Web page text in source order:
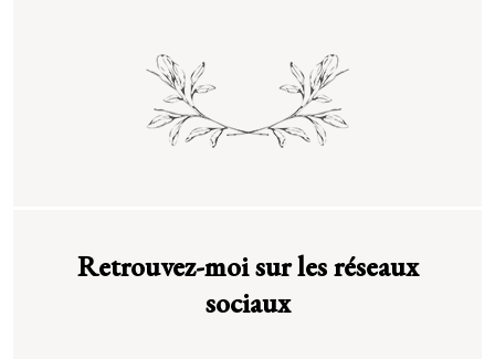
Retrouvez-moi sur les réseaux
sociaux